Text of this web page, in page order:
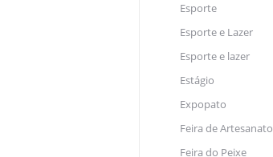
Esporte
Esporte e Lazer
Esporte e lazer
Estágio
Expopato
Feira de Artesanato
Feira do Peixe